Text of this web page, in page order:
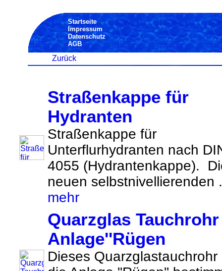
Startseite
Impressum
Datenschutz
AGB
Zurück
Straßenkappe für
Hydranten
Straßenkappe für
Unterflurhydranten nach
4055 (Hydrantenkappe).
neuen selbstnivellierenden
mehr
Quarzglas
Anlage''Rügen
Dieses Quarzglastauchrohr